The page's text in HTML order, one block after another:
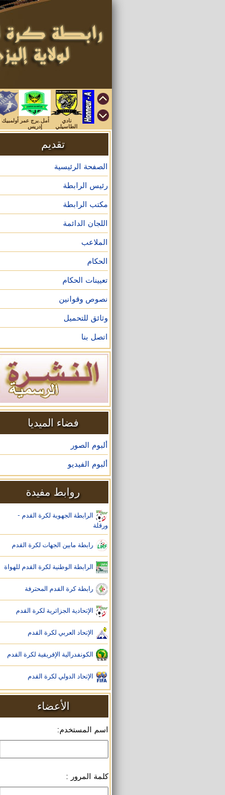
نادي
الطاسيلي
أمل.برج عمر
إدريس
تقديم
الصفحة الرئيسية
رئيس الرابطة
مكتب الرابطة
اللجان الدائمة
الملاعب
الحكام
تعيينات الحكام
نصوص وقوانين
وثائق للتحميل
اتصل بنا
فضاء الميديا
ألبوم الصور
ألبوم الفيديو
روابط مفيدة
الرابطة الجهوية لكرة القدم -
ورقلة
رابطة مابين الجهات لكرة القدم
الرابطة الوطنية لكرة القدم للهواة
رابطة كرة القدم المحترفة
الإتحادية الجزائرية لكرة القدم
الإتحاد العربي لكرة القدم
الكونفدرالية الإفريقية لكرة القدم
الإتحاد الدولي لكرة القدم
الأعضاء
اسم المستخدم:
كلمة المرور :